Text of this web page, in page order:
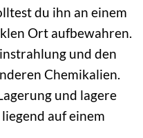
du ihn an einem
Ort aufbewahren.
und den
Chemikalien.
und lagere
auf einem